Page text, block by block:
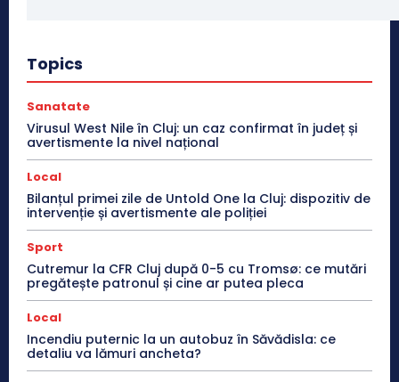
Topics
Sanatate
Virusul West Nile în Cluj: un caz confirmat în județ și
avertismente la nivel național
Local
Bilanțul primei zile de Untold One la Cluj: dispozitiv de
intervenție și avertismente ale poliției
Sport
Cutremur la CFR Cluj după 0-5 cu Tromsø: ce mutări
pregătește patronul și cine ar putea pleca
Local
Incendiu puternic la un autobuz în Săvădisla: ce
detaliu va lămuri ancheta?